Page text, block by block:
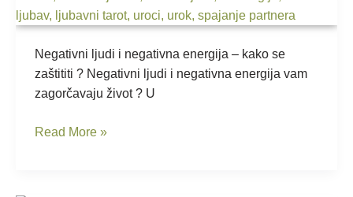
Negativni ljudi i negativna energija – kako se
zaštititi ? Negativni ljudi i negativna energija vam
zagorčavaju život ? U
ljudi
negativna
energija
Read More »